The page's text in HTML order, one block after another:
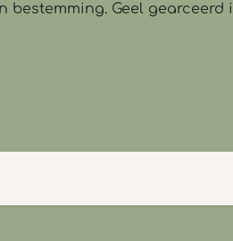
Geel gearceerd